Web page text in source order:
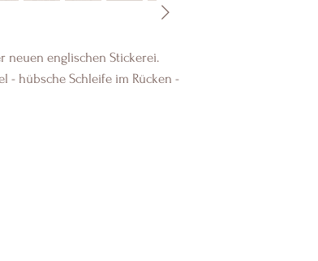
neuen englischen Stickerei.
- hübsche Schleife im Rücken -